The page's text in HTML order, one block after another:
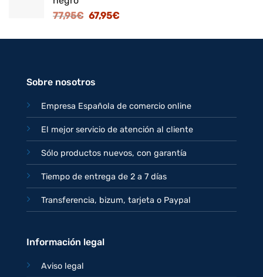
125,95€.
77,95€ El
original
67,95€El
actual
Sobre nosotros
Empresa Española de comercio online
El mejor servicio de atención al cliente
Sólo productos nuevos, con garantía
Tiempo de entrega de 2 a 7 días
Transferencia, bizum, tarjeta o Paypal
Información legal
Aviso legal